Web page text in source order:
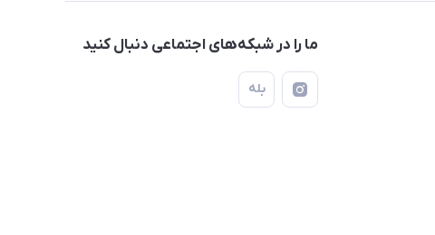
ما را در شبکه‌های اجتماعی دنبال کنید
بله